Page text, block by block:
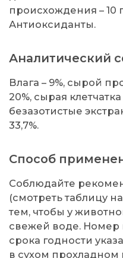
происхождения – 10
Антиоксиданты.
Аналитический
Влага – 9%, сырой
20%, сырая клетчатка
безазотистые
33,7%.
Способ
Соблюдайте
(смотреть таблицу
тем, чтобы у
свежей воде. Номер
срока годности
в сухом прохладном